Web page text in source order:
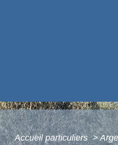
Accueil particuliers>